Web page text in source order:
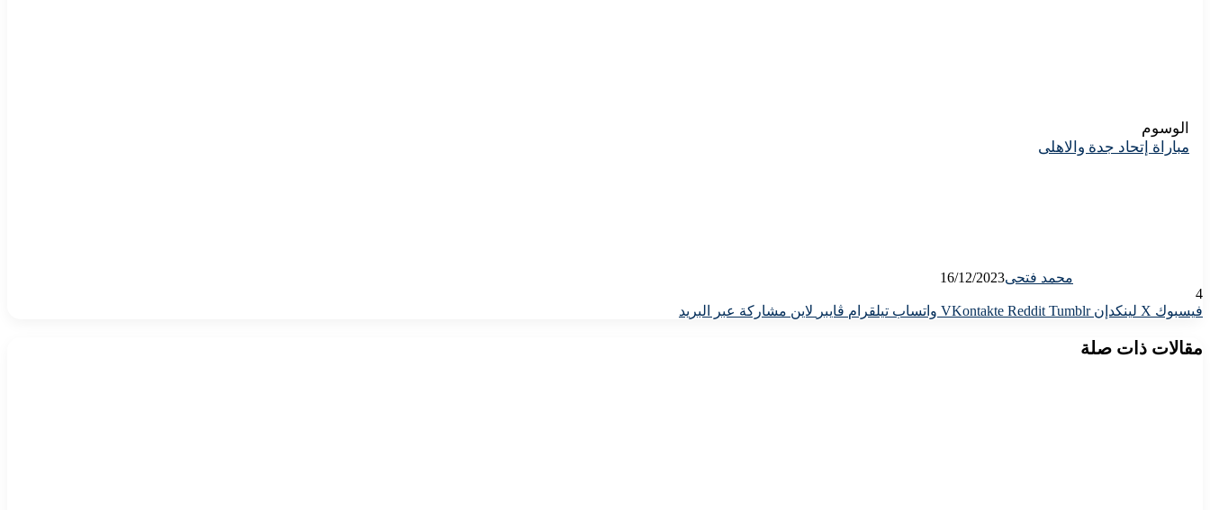
الوسوم
مباراة إتحاد جدة والاهلى
محمد فتحى16/12/2023
4
فيسبوك X لينكدإن واتساب تيلقرام ڤايبر لاين مشاركة عبر البريد
مقالات ذات صلة